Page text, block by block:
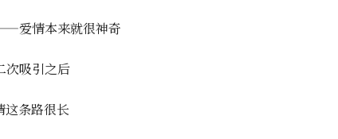
爱情本来就很神奇
吸引之后
条路很长